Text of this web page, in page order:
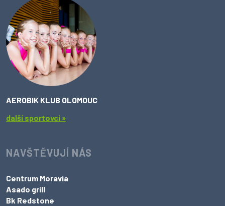
AEROBIK KLUB OLOMOUC
další sportovci »
NAVŠTĚVUJÍ NÁS
Centrum Moravia
Asado grill
Bk Redstone